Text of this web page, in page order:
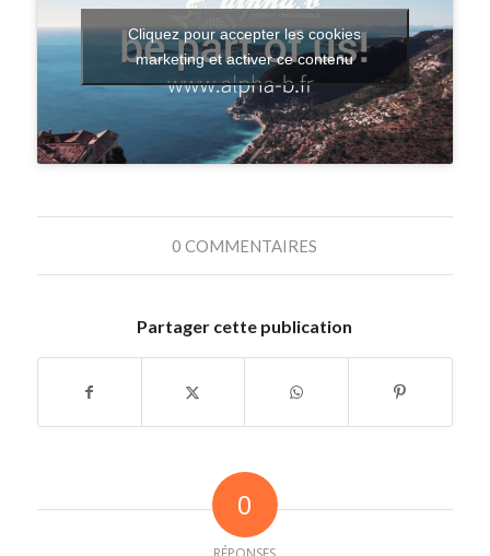
Cliquez pour accepter les cookies
marketing et activer ce contenu
0 COMMENTAIRES
Partager cette publication
0